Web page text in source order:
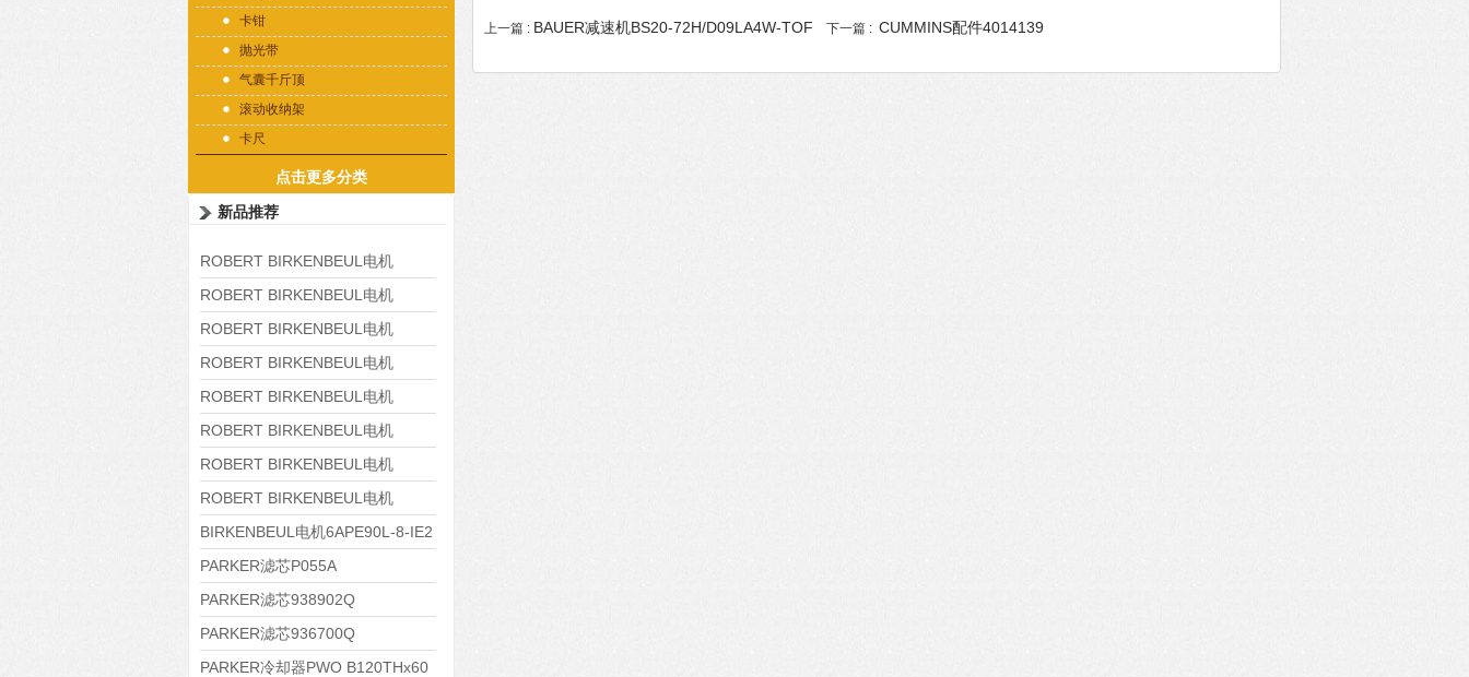
卡钳
抛光带
气囊千斤顶
滚动收纳架
卡尺
点击更多分类
新品推荐
ROBERT BIRKENBEUL电机
8APE225M-4-IE3
ROBERT BIRKENBEUL电机
8APE180L-4 IE3
ROBERT BIRKENBEUL电机
8APE160M-6 IE3
ROBERT BIRKENBEUL电机
8APE160L-4-IE3
ROBERT BIRKENBEUL电机
8APE112M-6K-IE3
ROBERT BIRKENBEUL电机
8APE100L-2 IE3
ROBERT BIRKENBEUL电机
8APE90S-4 IE3
ROBERT BIRKENBEUL电机
8APE80M-2K-IE3
BIRKENBEUL电机6APE90L-8-IE2
PARKER滤芯P055A
PARKER滤芯938902Q
PARKER滤芯936700Q
PARKER冷却器PWO B120THx60
上一篇 : BAUER减速机BS20-72H/D09LA4W-TOF 下一篇 : CUMMINS配件4014139